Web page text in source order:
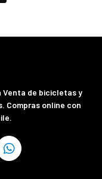
Venta de bicicletas y
Compras online con